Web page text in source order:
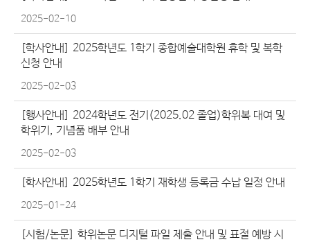
2025-02-10
[학사안내] 2025학년도 1학기 종합예술대학원 휴학 및 복학
신청 안내
2025-02-03
[행사안내] 2024학년도 전기(2025.02 졸업)학위복 대여 및
학위기, 기념품 배부 안내
2025-02-03
[학사안내] 2025학년도 1학기 재학생 등록금 수납 일정 안내
2025-01-24
[시험/논문] 학위논문 디지털 파일 제출 안내 및 표절 예방 시